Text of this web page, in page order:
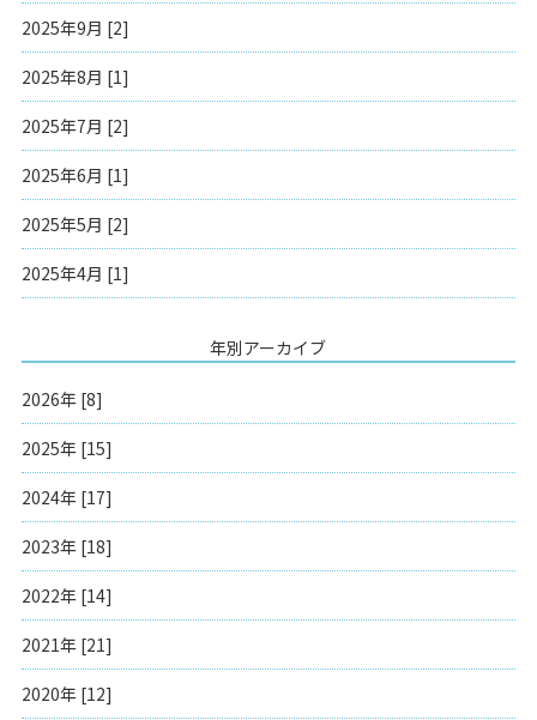
2025年9月 [2]
2025年8月 [1]
2025年7月 [2]
2025年6月 [1]
2025年5月 [2]
2025年4月 [1]
年別アーカイブ
2026年 [8]
2025年 [15]
2024年 [17]
2023年 [18]
2022年 [14]
2021年 [21]
2020年 [12]